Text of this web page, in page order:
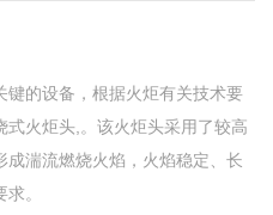
键的设备，根据火炬有关技术要
火炬头,。该火炬头采用了较高
成湍流燃烧火焰，火焰稳定、长
。